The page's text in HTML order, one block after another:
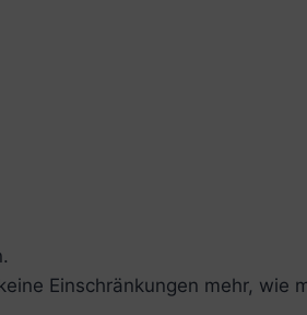
Einschränkungen mehr, wie